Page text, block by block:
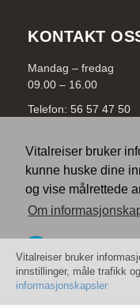
Vitalreiser bruker
kunne huske dine
og vise målrettede
Om
Lukk
KONTAKT
Mandag – fredag
09.00 – 16.00
Telefon: 56 57 47 50
Vitalreiser
Hamnevegen 40
5200 Os
Vitalreiser bruker
innstillinger, måle trafikk
informasjonskapsler